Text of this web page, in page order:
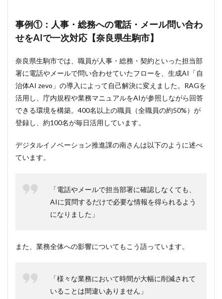
問い
せチ
トボ
導入
でよ
くあ
る質
問
5.1
「導入
コスト
は？」
を登
の
事例①：人事・総務への電話・メール問い合わ
せをAIで一次対応【奈良県生駒市】
奈良県生駒市では、職員が人事・総務・契約といった担当部
署に電話やメールで問い合わせていたフローを、生成AI「自
治体AI zevo」の導入によって自己解決に変えました。RAGを
活用し、庁内規程や業務マニュアルをAIが参照しながら回答
できる環境を構築。400名以上の職員（全職員の約50%）が
登録し、約100名が毎日活用しています。
デジタルイノベーション推進課の南さんは以下のように述べ
ています。
「電話やメールで担当部署に確認しなくても、
AIに質問するだけで必要な情報を得られるよう
になりました」
また、業務全体への影響についてもこう語っています。
「様々な業務において時間が大幅に削減されて
いることは間違いありません」